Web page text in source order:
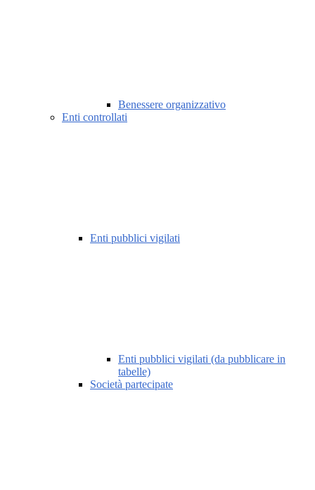
Benessere organizzativo
Enti controllati
Enti pubblici vigilati
Enti pubblici vigilati (da pubblicare in
tabelle)
Società partecipate